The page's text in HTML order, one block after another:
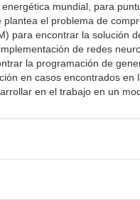
mundial, para
el problema de
para encontrar la solución
de redes
la programación de
en casos encontrados en
en el trabajo en un